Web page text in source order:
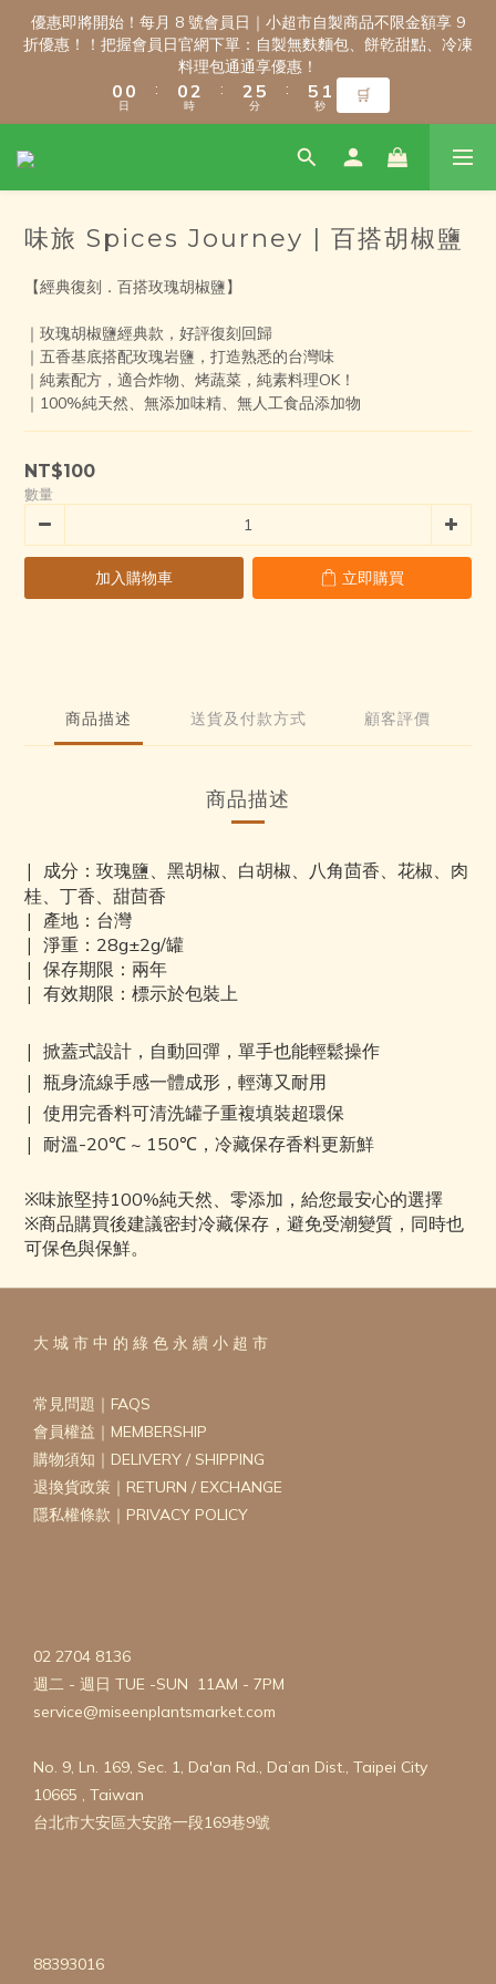
優惠即將開始！每月 8 號會員日｜小超市自製商品不限金額享 9
折優惠！！把握會員日官網下單：自製無麩麵包、餅乾甜點、冷凍
料理包通通享優惠！
3
2
0
3
2
0
日
:
3
2
1
0
5
4
3
2
1
時
:
5
4
3
2
1
8
7
6
5
4
1
分
:
8
7
6
5
4
2
1
3
2
1
0
秒
🛒
優惠即將開始！每月 8 號會員日｜小超市自製商品不限金額享 9
折優惠！！把握會員日官網下單：自製無麩麵包、餅乾甜點、冷凍
料理包通通享優惠！
3
2
0
3
2
0
日
:
3
2
1
0
5
4
3
2
1
時
:
5
4
3
2
1
8
7
6
5
4
1
分
:
8
7
6
5
4
2
1
3
2
1
0
秒
🛒
\ 免運門檻調整公告 / 6月1日起，常溫商品消費滿2,000免運！低溫
商品消費滿3,000免運！（僅限本島）
優惠即將開始！每月 8 號會員日｜小超市自製商品不限金額享 9
折優惠！！把握會員日官網下單：自製無麩麵包、餅乾甜點、冷凍
料理包通通享優惠！
9
7
5
4
3
2
1
9
7
5
4
3
2
1
7
5
4
3
2
1
9
7
6
5
4
3
0
7
6
5
4
3
0
9
8
7
6
3
1
9
8
7
6
3
1
5
4
3
2
味旅 Spices Journey | 百搭胡椒鹽
【經典復刻．百搭玫瑰胡椒鹽】
｜玫瑰胡椒鹽經典款，好評復刻回歸
｜五香基底搭配玫瑰岩鹽，打造熟悉的台灣味
｜純素配方，適合炸物、烤蔬菜，純素料理OK！
｜100%純天然、無添加味精​、無人工食品添加物
NT$100
數量
加入購物車 立即購買
商品描述 送貨及付款方式 顧客評價
商品描述
| 成分： 玫瑰鹽、黑胡椒、白胡椒、八角茴香、花椒、肉
桂、丁香、甜茴香
| 產地：台灣
| 淨重： 28g±2g/罐
| 保存期限：兩年
| 有效期限：標示於包裝上
| 掀蓋式設計，自動回彈，單手也能輕鬆操作
| 瓶身流線手感一體成形，輕薄又耐用
| 使用完香料可清洗罐子重複填裝超環保
| 耐溫-20℃ ~ 150℃，冷藏保存香料更新鮮
※味旅堅持100%純天然、零添加，給您最安心的選擇
※商品購買後建議密封冷藏保存，避免受潮變質，同時也
可保色與保鮮。
大 城 市 中 的 綠 色 永 續 小 超 市
常見問題｜FAQS
會員權益｜MEMBERSHIP
購物須知｜DELIVERY / SHIPPING
退換貨政策｜RETURN / EXCHANGE
隱私權條款｜PRIVACY POLICY
02 2704 8136
週二 - 週日 TUE -SUN 11AM - 7PM
service@miseenplantsmarket.com
No. 9, Ln. 169, Sec. 1, Da'an Rd., Da’an Dist., Taipei City
10665 , Taiwan
台北市大安區大安路一段169巷9號
88393016